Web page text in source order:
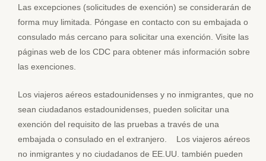
Las excepciones (solicitudes de exención) se considerarán de
forma muy limitada. Póngase en contacto con su embajada o
consulado más cercano para solicitar una exención. Visite las
páginas web de los CDC para obtener más información sobre
las exenciones.
Los viajeros aéreos estadounidenses y no inmigrantes, que no
sean ciudadanos estadounidenses, pueden solicitar una
exención del requisito de las pruebas a través de una
embajada o consulado en el extranjero. Los viajeros aéreos
no inmigrantes y no ciudadanos de EE.UU. también pueden